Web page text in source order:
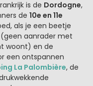
is de Dordogne,
de 10e en 11e
als je een beetje
aanrader met
woont) en de
een ontspannen
La Palombière, de